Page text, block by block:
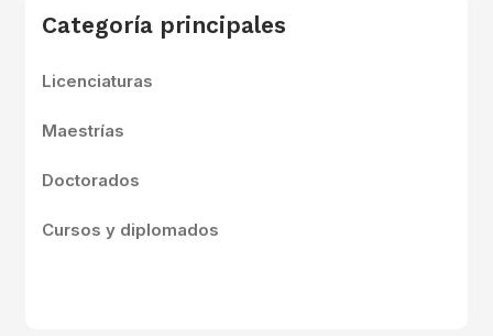
Categoría principales
Licenciaturas
Maestrías
Doctorados
Cursos y diplomados